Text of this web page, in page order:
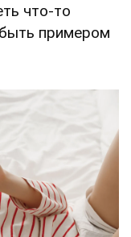
что-то
примером